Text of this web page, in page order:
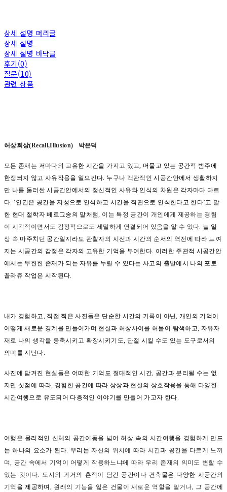
상세 설명 머리글
상세 설명
상세 설명 바닥글
후기(0)
질문(10)
관련 상품
허상회상(Recall,Illusion) 박은덕
모든 존재는 저마다의 고유한 시간을 가지고 있고, 머물고 있는 공간적 범주에
한정되지 않고 사유작용을 일으킨다. 누구나 객관적인 시공간안에서 생활하지
만 나를 둘러싼 시공간안에서의 정신적인 사유와 인식의 차원은 각자마다 다르
다. ‘인간은 공간을 지성으로 인식하고 시간을 직관으로 인식한다고 한다’고 말
한 현대 철학자 베르그송의 말처럼, 이는 특정 공간이 개인에게 제공하는 경험
이 시각적이면서도 감정적으로도 세밀하게 연결되어 있음을 알 수 있다. 늘 일
상 속 마주치던 공간일지라도 관찰자의 시선과 시간의 순서의 역전에 따라 느껴
지는 시공간의 감정은 각자의 고유한 기억을 부여한다. 이러한 주관적 시공간안
에서는 무한한 존재가 되는 자유를 누릴 수 있다는 사고의 출발에서 나의 포토
꼴라쥬 작업은 시작된다.
내가 경험하고, 직접 찍은 사진들은 단순한 시간의 기록이 아닌, 개인의 기억이
어떻게 새로운 경계를 만들어가며 현실과 허상사이를 허물어 탐색하고, 자유자
재로 나의 생각을 응축시키고 확장시키기도, 단절 시킬 수도 있는 도구로서의
의미를 지닌다.
사진에 담겨진 현실들은 어떠한 기억도 절대적인 시간, 공간과 분리될 수는 없
지만 싯점에 따라, 경험한 공간에 따라 상상과 현실의 상호작용을 통해 다양한
시간여행으로 유도되어 다층적인 이야기를 만들어 가고자 한다.
여행은 물리적인 신체의 공간이동을 넘어 허상 속의 시간여행을 경험하게 만드
는 하나의 요소가 된다. 우리는자신의 위치에 따라 시간과 공간을 다르게 느끼
며, 공간 속에서 기억이 어떻게 작용하느냐에 따라 우리 존재의 의미도 변할 수
있는 것이다. 도시 의 과거의 흔적이 담긴 공간이나 건축물은 다양한 시공간의
기억을 제공하며, 원래의 기능을 잃은 건물이 새로운 역할을 맡거나, 그 공간에